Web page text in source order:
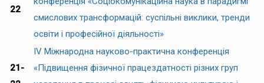
22
смислових трансформацій: суспільні виклики, тренди
освіти і професійної діяльності»
21-
ІV Міжнародна науково-практична конференція
«Підвищення фізичної працездатності різних груп